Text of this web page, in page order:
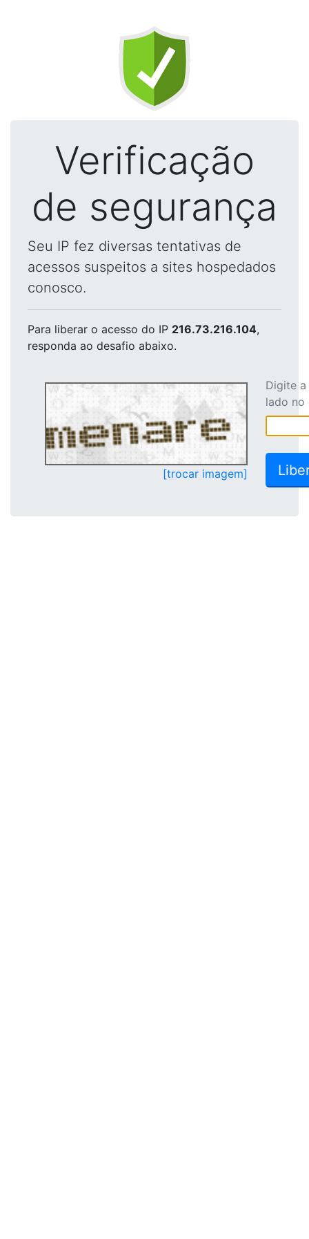
Verificação
de segurança
Seu IP fez diversas tentativas de
acessos suspeitos a sites hospedados
conosco.
Para liberar o acesso do IP 216.73.216.104,
responda ao desafio abaixo.
[trocar imagem]
Digite
lado no